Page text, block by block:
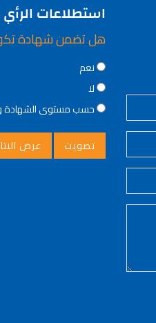
استطلاعات الرأي
هل تضمن شهادة
Choices
نعم
لا
حسب مستوى الشهادة